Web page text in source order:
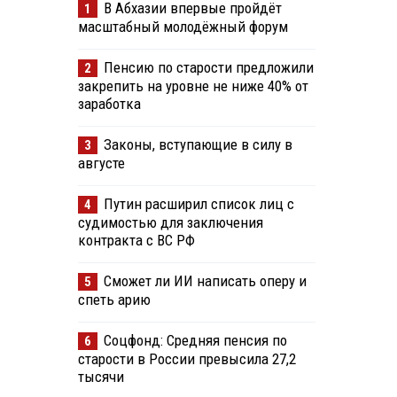
1
В Абхазии впервые пройдёт
масштабный молодёжный форум
2
Пенсию по старости предложили
закрепить на уровне не ниже 40% от
заработка
3
Законы, вступающие в силу в
августе
4
Путин расширил список лиц с
судимостью для заключения
контракта с ВС РФ
5
Сможет ли ИИ написать оперу и
спеть арию
6
Соцфонд: Средняя пенсия по
старости в России превысила 27,2
тысячи